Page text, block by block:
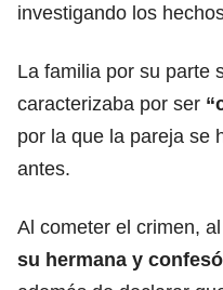
investigando los
La familia por su parte
caracterizaba por ser
por la que la pareja se
antes.
Al cometer el crimen,
su hermana y